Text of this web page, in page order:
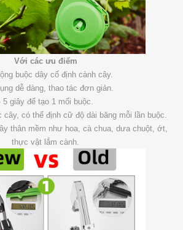
Với các ưu điểm
buộc dây cố định cành cây.
dễ dàng, thao tác đơn giản.
5 giây để tạo 1 mối buộc.
cây, có thể định cữ độ dài băng mỗi lần buộc.
thân mềm như hoa, cà chua, dưa chuột, ớt,
thực vật lắm cành.